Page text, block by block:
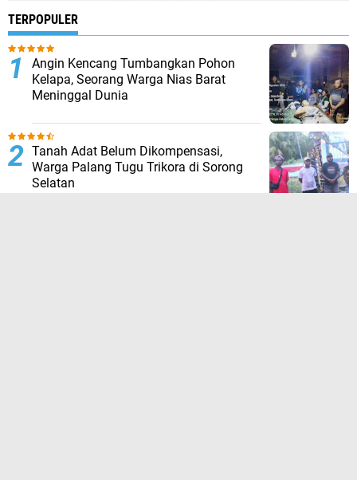
TERPOPULER
Angin Kencang Tumbangkan Pohon
Kelapa, Seorang Warga Nias Barat
Meninggal Dunia
Tanah Adat Belum Dikompensasi,
Warga Palang Tugu Trikora di Sorong
Selatan